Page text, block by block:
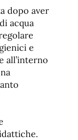
dopo aver
acqua
e
all’interno